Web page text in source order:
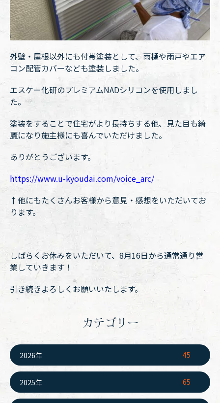
外壁・屋根以外にも付帯塗装として、雨樋や雨戸やエア
コン配管カバーなども塗装しました。
エスケー化研のプレミアムNADシリコンを使用しまし
た。
塗装をすることで住宅がより長持ちする他、見た目も綺
麗になり施主様にも喜んでいただけました。
ありがとうございます。
https://www.u-kyoudai.com/voice_arc/
↑他にもたくさんお客様から意見・感想をいただいてお
ります。
しばらくお休みをいただいて、8月16日から通常通り営
業していきます！
引き続きよろしくお願いいたします。
カテゴリー
2026年 45
2025年 65